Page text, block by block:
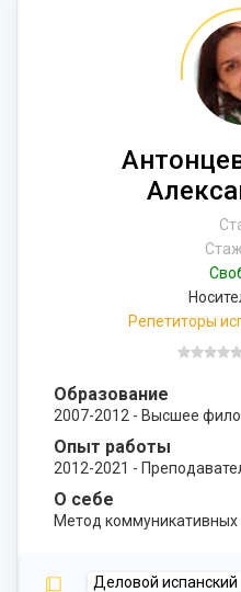
Репетиторы
Образование
2007-2012 - Высшее
Опыт работы
2012-2021 -
О себе
Метод коммуникативных
Деловой испанский